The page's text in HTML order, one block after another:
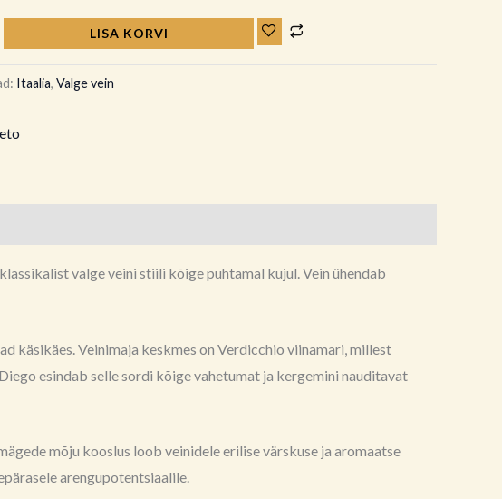
LISA KORVI
Itaalia, Valge vein
valge veini stiili kõige puhtamal kujul. Vein ühendab
käsikäes. Veinimaja keskmes on Verdicchio viinamari, millest
esindab selle sordi kõige vahetumat ja kergemini nauditavat
mõju kooslus loob veinidele erilise värskuse ja aromaatse
arengupotentsiaalile.